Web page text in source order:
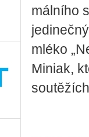
mál­ní­ho
mléko
Mi­ni­ak,